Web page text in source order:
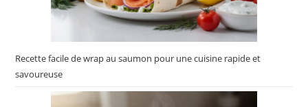
Recette facile de wrap au saumon pour une cuisine rapide et
savoureuse